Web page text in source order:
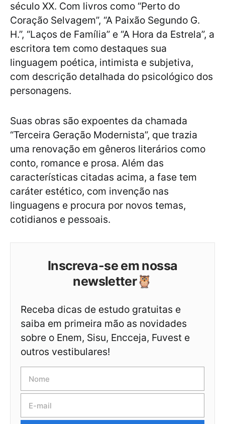
século XX. Com livros como “Perto do
Coração Selvagem”, “A Paixão Segundo G.
H.”, “Laços de Família” e “A Hora da Estrela”, a
escritora tem como destaques sua
linguagem poética, intimista e subjetiva,
com descrição detalhada do psicológico dos
personagens.
Suas obras são expoentes da chamada
“Terceira Geração Modernista”, que trazia
uma renovação em gêneros literários como
conto, romance e prosa. Além das
características citadas acima, a fase tem
caráter estético, com invenção nas
linguagens e procura por novos temas,
cotidianos e pessoais.
Inscreva-se em nossa
newsletter🦉
Receba dicas de estudo gratuitas e
saiba em primeira mão as novidades
sobre o Enem, Sisu, Encceja, Fuvest e
outros vestibulares!